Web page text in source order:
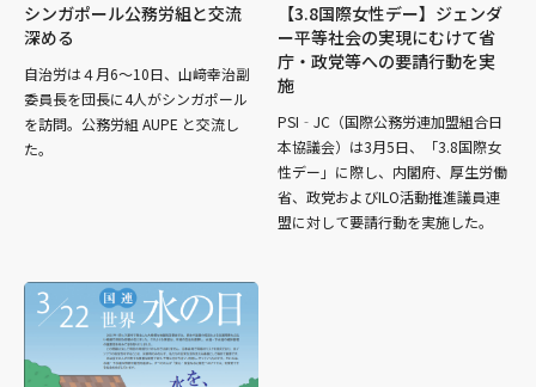
シンガポール公務労組と交流
深める
自治労は４月6〜10日、山﨑幸治副
委員長を団長に4人がシンガポール
を訪問。公務労組 AUPE と交流し
た。
【3.8国際女性デー】ジェンダ
ー平等社会の実現にむけて省
庁・政党等への要請行動を実
施
PSI‐JC（国際公務労連加盟組合日
本協議会）は3月5日、「3.8国際女
性デー」に際し、内閣府、厚生労働
省、政党およびILO活動推進議員連
盟に対して要請行動を実施した。